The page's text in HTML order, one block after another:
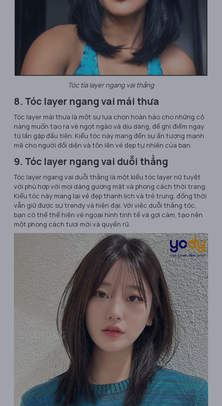
Tóc tỉa layer ngang vai thẳng
8. Tóc layer ngang vai mái thưa
Tóc layer mái thưa là một sự lựa chọn hoàn hảo cho những cô
nàng muốn tạo ra vẻ ngọt ngào và dịu dàng, để ghi điểm ngay
từ lần gặp đầu tiên. Kiểu tóc này mang đến sự ấn tượng mạnh
mẽ cho người đối diện và tôn lên vẻ đẹp tự nhiên của bạn.
9. Tóc layer ngang vai duỗi thẳng
Tóc layer ngang vai duỗi thẳng là một kiểu tóc layer nữ tuyệt
vời phù hợp với mọi dáng gương mặt và phong cách thời trang.
Kiểu tóc này mang lại vẻ đẹp thanh lịch và trẻ trung, đồng thời
vẫn giữ được sự trendy và hiện đại. Với việc duỗi thẳng tóc,
bạn có thể thể hiện vẻ ngoại hình tinh tế và gợi cảm, tạo nên
một phong cách tươi mới và quyến rũ.